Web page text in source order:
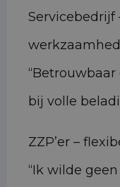
Servicebedrijf
bij volle
ZZP’er –
“Ik wilde